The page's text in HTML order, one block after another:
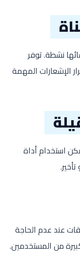
نشطة. توفر
الإشعارات المهمة
استخدام أداة
عند عدم الحاجة
من المستخدمين.